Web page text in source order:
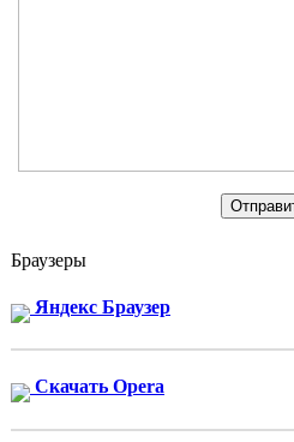
Браузеры
Яндекс Браузер
Скачать Opera